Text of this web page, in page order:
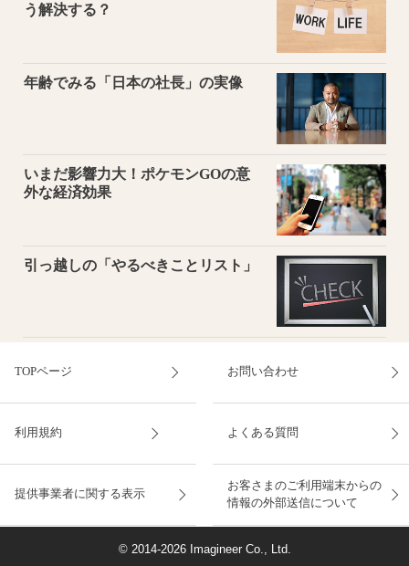
う解決する？
年齢でみる「日本の社長」の実像
いまだ影響力大！ポケモンGOの意
外な経済効果
引っ越しの「やるべきことリスト」
TOPページ お問い合わせ
利用規約 よくある質問
提供事業者に関する表示
お客さまのご利用端末からの
情報の外部送信について
© 2014-2026 Imagineer Co., Ltd.